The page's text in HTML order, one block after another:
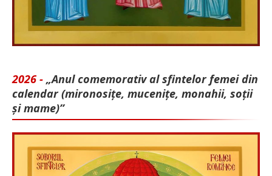
2026 - „Anul comemorativ al sfintelor femei din
calendar (mironosițe, mu­cenițe, monahii, soții
și mame)”